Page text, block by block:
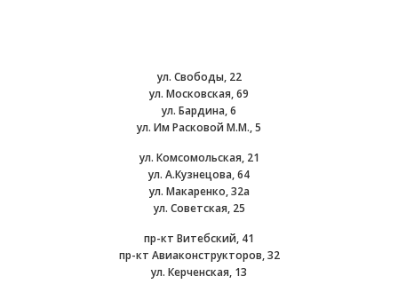
ул. Свободы, 22
ул. Московская, 69
ул. Бардина, 6
ул. Им Расковой М.М., 5
ул. Комсомольская, 21
ул. А.Кузнецова, 64
ул. Макаренко, 32а
ул. Советская, 25
пр-кт Витебский, 41
пр-кт Авиаконструкторов, 32
ул. Керченская, 13